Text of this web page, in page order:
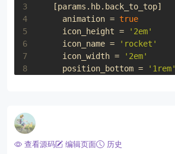
3
[params . hb. back_to_top]
4
animation = true
5
icon_height =
'2em'
6
icon_name =
'rocket'
7
icon_width =
'2em'
8
position_bottom =
'1rem'
查看源码 编辑页面
历史